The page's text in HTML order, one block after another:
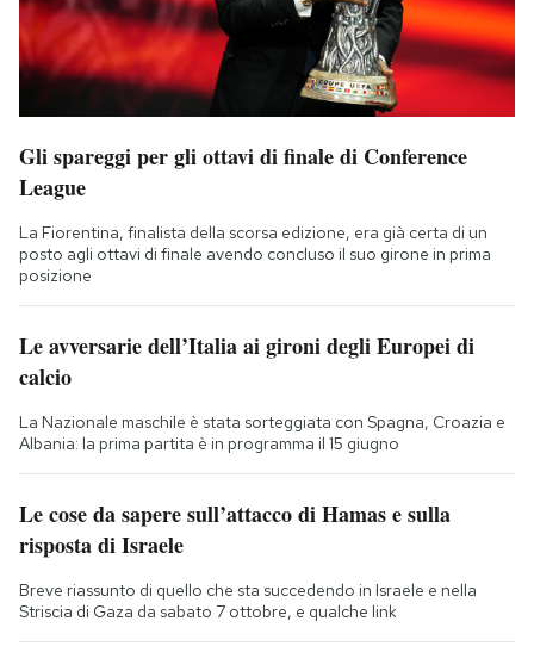
Gli spareggi per gli ottavi di finale di Conference
League
La Fiorentina, finalista della scorsa edizione, era già certa di un
posto agli ottavi di finale avendo concluso il suo girone in prima
posizione
Le avversarie dell’Italia ai gironi degli Europei di
calcio
La Nazionale maschile è stata sorteggiata con Spagna, Croazia e
Albania: la prima partita è in programma il 15 giugno
Le cose da sapere sull’attacco di Hamas e sulla
risposta di Israele
Breve riassunto di quello che sta succedendo in Israele e nella
Striscia di Gaza da sabato 7 ottobre, e qualche link